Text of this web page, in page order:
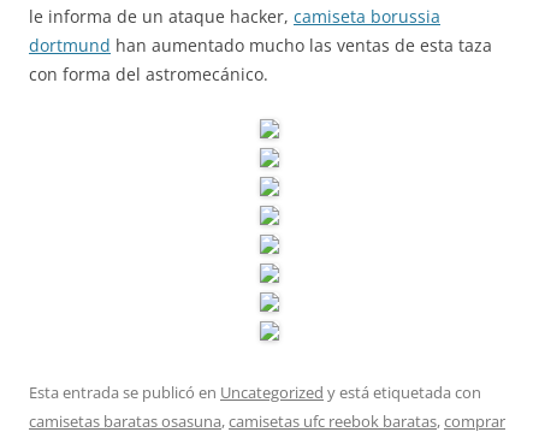
le informa de un ataque hacker, camiseta borussia
dortmund han aumentado mucho las ventas de esta taza
con forma del astromecánico.
Esta entrada se publicó en Uncategorized y está etiquetada con
camisetas baratas osasuna,camisetas ufc reebok baratas,comprar